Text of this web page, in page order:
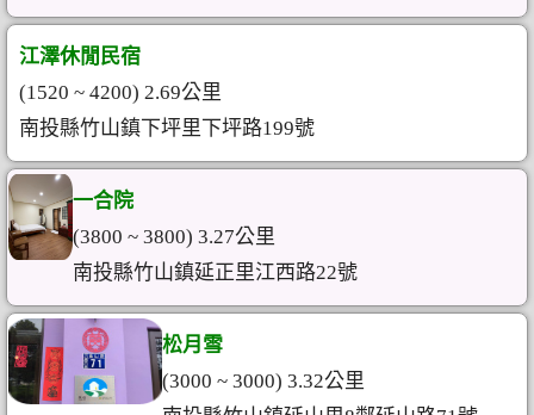
江澤休閒民宿
(1520 ~ 4200) 2.69公里
南投縣竹山鎮下坪里下坪路199號
一合院
(3800 ~ 3800) 3.27公里
南投縣竹山鎮延正里江西路22號
松月雪
(3000 ~ 3000) 3.32公里